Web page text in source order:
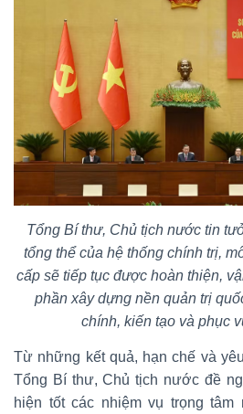
Tổng Bí thư, Chủ tịch nước tin
tổng thể của hệ thống chính trị,
cấp sẽ tiếp tục được hoàn thiện,
phần xây dựng nền quản trị
chính, kiến tạo và phục
Từ những kết quả, hạn chế và
Tổng Bí thư, Chủ tịch nước đề
hiện tốt các nhiệm vụ trọng tâm